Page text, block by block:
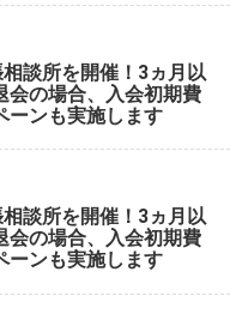
談所を開催！3ヵ月以
会の場合、入会初期費
ンも実施します
談所を開催！3ヵ月以
会の場合、入会初期費
ンも実施します